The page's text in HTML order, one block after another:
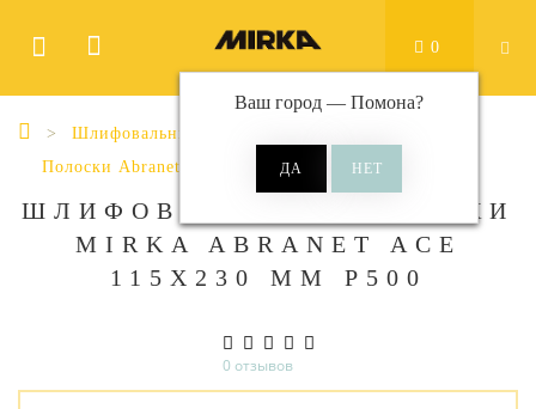
Ваш город — Помона?
0
Шлифовальные материалы
Полоски Abranet Ace
Abranet Ace 115x230 мм
ШЛИФОВАЛЬНЫЕ ПОЛОСКИ
MIRKA ABRANET ACE
115Х230 ММ P500
0 отзывов